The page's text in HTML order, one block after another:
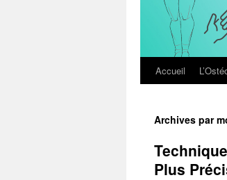
Accueil
Archives par
Plus